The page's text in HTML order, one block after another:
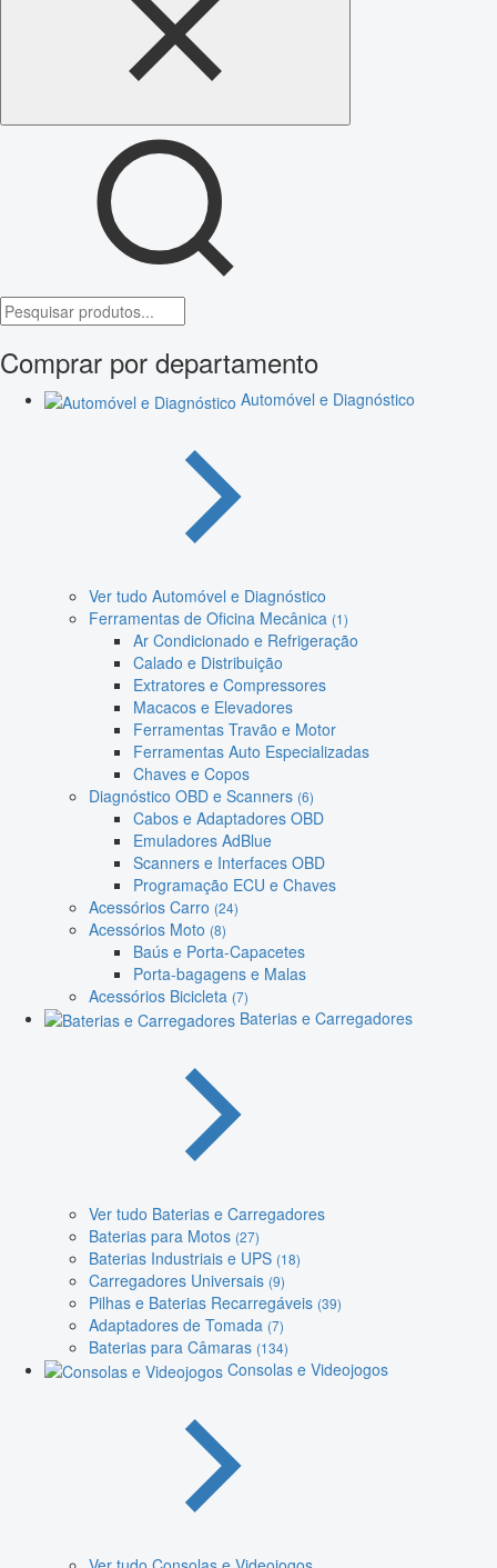
Comprar por departamento
Automóvel e Diagnóstico
Ver tudo Automóvel e Diagnóstico
Ferramentas de Oficina Mecânica (1)
Ar Condicionado e Refrigeração
Calado e Distribuição
Extratores e Compressores
Macacos e Elevadores
Ferramentas Travão e Motor
Ferramentas Auto Especializadas
Chaves e Copos
Diagnóstico OBD e Scanners (6)
Cabos e Adaptadores OBD
Emuladores AdBlue
Scanners e Interfaces OBD
Programação ECU e Chaves
Acessórios Carro (24)
Acessórios Moto (8)
Baús e Porta-Capacetes
Porta-bagagens e Malas
Acessórios Bicicleta (7)
Baterias e Carregadores
Ver tudo Baterias e Carregadores
Baterias para Motos (27)
Baterias Industriais e UPS (18)
Carregadores Universais (9)
Pilhas e Baterias Recarregáveis (39)
Adaptadores de Tomada (7)
Baterias para Câmaras (134)
Consolas e Videojogos